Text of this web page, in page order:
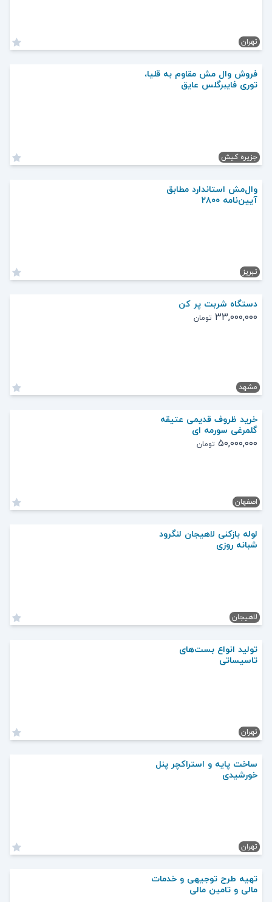
تهران
فروش وال مش مقاوم به قلیا،
توری فایبرگلس عایق
جزیره کیش
وال‌مش استاندارد مطابق
آیین‌نامه ۲۸۰۰
تبریز
دستگاه شربت پر کن
۳۳,۰۰۰,۰۰۰ تومان
مشهد
خرید ظروف قدیمی عتیقه
گلمرغی سورمه ای
۵۰,۰۰۰,۰۰۰ تومان
اصفهان
لوله بازکنی لاهیجان لنگرود
شبانه روزی
لاهیجان
تولید انواع بست‌های
تاسیساتی
تهران
ساخت پایه و استراکچر پنل
خورشیدی
تهران
تهیه طرح توجیهی و خدمات
مالی و تامین مالی